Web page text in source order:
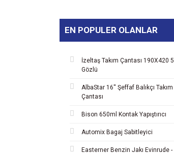
EN POPULER OLANLAR
İzeltaş Takım Çantası 190X420 5
Gözlü
AlbaStar 16'' Şeffaf Balıkçı Takım
Çantası
Bison 650ml Kontak Yapıştırıcı
Automix Bagaj Sabitleyici
Easterner Benzin Jakı Evinrude -